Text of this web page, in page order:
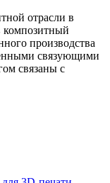
отрасли в
композитный
производства
связующими
связаны с